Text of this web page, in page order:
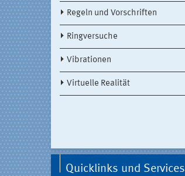
Regeln und Vorschriften
Ringversuche
Vibrationen
Virtuelle Realität
Quicklinks und Services